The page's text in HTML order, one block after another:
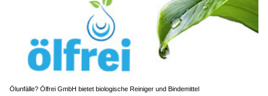
Ölunfälle? Ölfrei GmbH bietet biologische Reiniger und Bindemittel